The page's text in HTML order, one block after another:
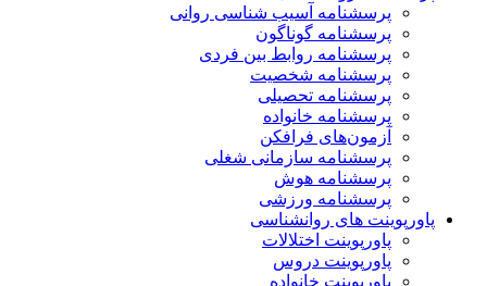
پرسشنامه آسیب شناسی روانی
پرسشنامه گوناگون
پرسشنامه روابط بین فردی
پرسشنامه شخصیت
پرسشنامه تحصیلی
پرسشنامه خانواده
آزمون‌های فرافکن
پرسشنامه سازمانی شغلی
پرسشنامه هوش
پرسشنامه ورزشی
پاورپوینت های روانشناسی
پاورپوینت اختلالات
پاورپوینت دروس
پاورپوینت خانواده